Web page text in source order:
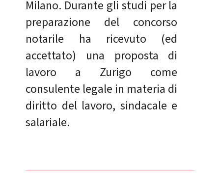
Milano. Durante gli studi per la
preparazione del concorso
notarile ha ricevuto (ed
accettato) una proposta di
lavoro a Zurigo come
consulente legale in materia di
diritto del lavoro, sindacale e
salariale.